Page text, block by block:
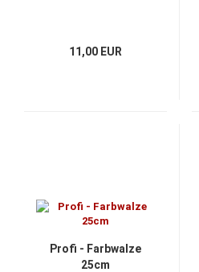
11,00 EUR
Profi - Farbwalze
25cm